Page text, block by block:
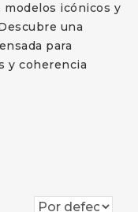
icónicos y
una
para
y coherencia